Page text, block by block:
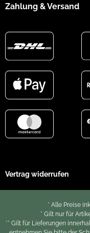
Zahlung & Versand
Vertrag widerrufen
* Alle Preise
* Gilt nur für
** Gilt für Lieferungen